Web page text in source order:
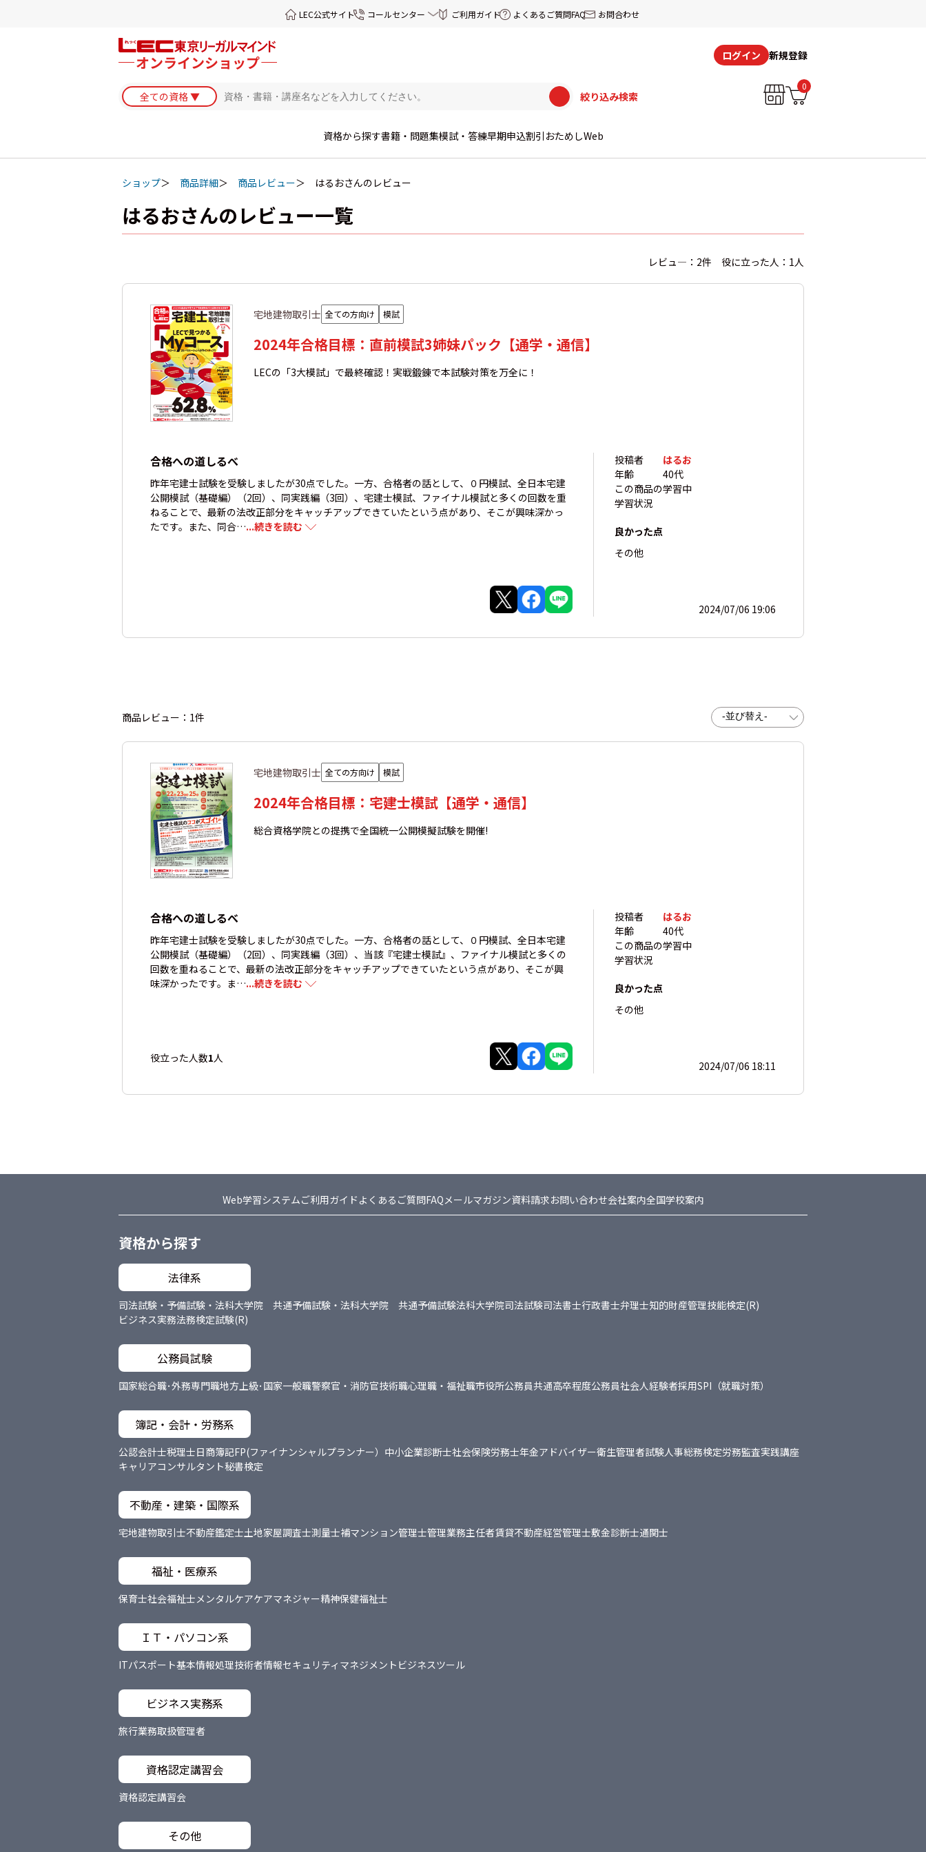
LEC公式サイト コールセンター ご利用ガイド よくあるご質問FAQ お問合わせ
ログイン 新規登録
絞り込み検索
0
資格から探す書籍・問題集模試・答練早期申込割引 おためしWeb
ショップ 商品詳細 商品レビュー はるおさんのレビュー
はるおさんのレビュー一覧
レビュ―：2件 役に立った人：1人
宅地建物取引士 全ての方向け 模試
2024年合格目標：直前模試3姉妹パック【通学・通信】
LECの「3大模試」で最終確認！実戦鍛錬で本試験対策を万全に！
合格への道しるべ
昨年宅建士試験を受験しましたが30点でした。一方、合格者の話として、０円模試、全日本宅建
公開模試（基礎編）（2回）、同実践編（3回）、宅建士模試、ファイナル模試と多くの回数を重
ねることで、最新の法改正部分をキャッチアップできていたという点があり、そこが興味深かっ
たです。また、同合…...続きを読む
投稿者
はるお
年齢
40代
この商品の
学習状況
学習中
良かった点
その他
2024/07/06 19:06
商品レビュー：1件
宅地建物取引士 全ての方向け 模試
2024年合格目標：宅建士模試【通学・通信】
総合資格学院との提携で全国統一公開模擬試験を開催!
合格への道しるべ
昨年宅建士試験を受験しましたが30点でした。一方、合格者の話として、０円模試、全日本宅建
公開模試（基礎編）（2回）、同実践編（3回）、当該『宅建士模試』、ファイナル模試と多くの
回数を重ねることで、最新の法改正部分をキャッチアップできていたという点があり、そこが興
味深かったです。ま…...続きを読む
役立った人数1人
投稿者
はるお
年齢
40代
この商品の
学習状況
学習中
良かった点
その他
2024/07/06 18:11
Web学習システムご利用ガイド よくあるご質問FAQメールマガジン資料請求お問い合わせ会社案内全国学校案内
資格から探す
法律系
司法試験・予備試験・法科大学院 共通予備試験・法科大学院 共通予備試験法科大学院司法試験司法書士行政書士弁理士知的財産管理技能検定(R)
ビジネス実務法務検定試験(R)
公務員試験
国家総合職･外務専門職地方上級･国家一般職警察官・消防官技術職心理職・福祉職市役所公務員共通高卒程度公務員社会人経験者採用SPI（就職対策）
簿記・会計・労務系
公認会計士税理士日商簿記FP(ファイナンシャルプランナー） 中小企業診断士社会保険労務士年金アドバイザー衛生管理者試験人事総務検定労務監査実践講座
キャリアコンサルタント秘書検定
不動産・建築・国際系
宅地建物取引士不動産鑑定士土地家屋調査士測量士補マンション管理士管理業務主任者賃貸不動産経営管理士敷金診断士通関士
福祉・医療系
保育士社会福祉士メンタルケアケアマネジャー精神保健福祉士
ＩＴ・パソコン系
ITパスポート基本情報処理技術者情報セキュリティマネジメント ビジネスツール
ビジネス実務系
旅行業務取扱管理者
資格認定講習会
資格認定講習会
その他